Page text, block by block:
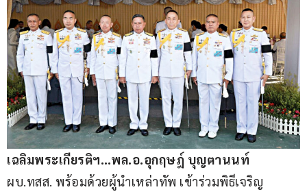
เฉลิมพระเกียรติฯ…พล.อ.อุกฤษฎ์ บุญตานนท์
ผบ.ทสส. พร้อมด้วยผู้นำเหล่าทัพ เข้าร่วมพิธีเจริญ